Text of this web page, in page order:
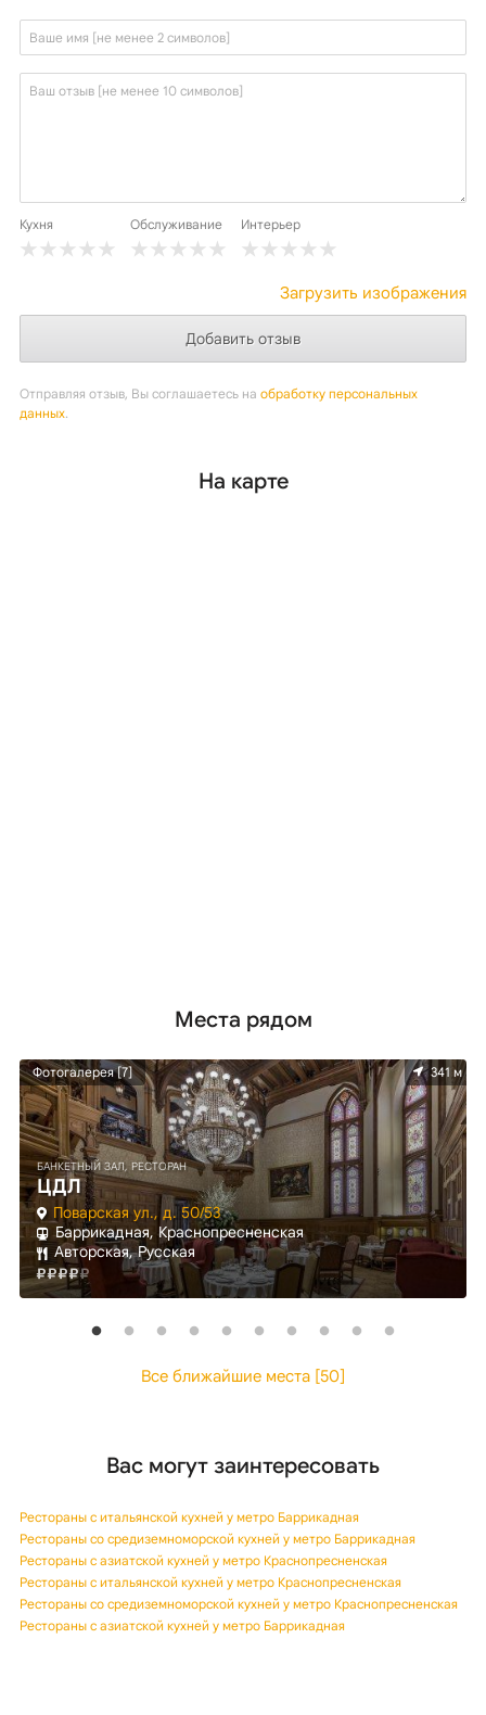
Кухня Обслуживание Интерьер
Загрузить изображения
Отправляя отзыв, Вы соглашаетесь на обработку персональных
данных.
На карте
Места рядом
Фотогалерея [7] 341 м
БАНКЕТНЫЙ ЗАЛ, РЕСТОРАН
ЦДЛ
Поварская ул., д. 50/53
Баррикадная, Краснопресненская
Авторская, Русская
Все ближайшие места [50]
Вас могут заинтересовать
Рестораны с итальянской кухней у метро Баррикадная
Рестораны со средиземноморской кухней у метро Баррикадная
Рестораны с азиатской кухней у метро Краснопресненская
Рестораны с итальянской кухней у метро Краснопресненская
Рестораны со средиземноморской кухней у метро Краснопресненская
Рестораны с азиатской кухней у метро Баррикадная